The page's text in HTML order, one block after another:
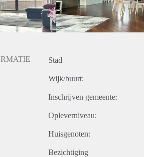
Stad
Wijk/buurt:
Inschrijven gemeente:
Opleverniveau:
Huisgenoten:
Bezichtiging